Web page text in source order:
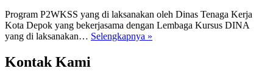
Program P2WKSS yang di laksanakan oleh Dinas Tenaga Kerja
Kota Depok yang bekerjasama dengan Lembaga Kursus DINA
yang di laksanakan… Selengkapnya »
Kontak Kami